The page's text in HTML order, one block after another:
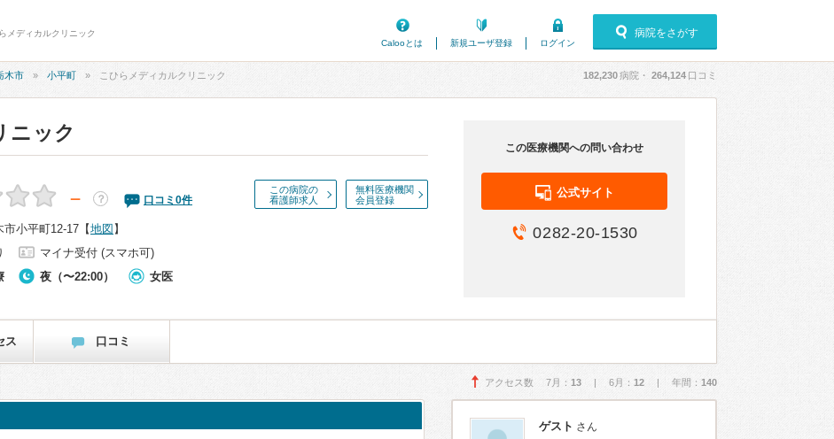
メディカルクリニック
Calooとは
新規ユーザ登録 ログイン
病院をさがす
木市 小平町 こひらメディカルクリニック 182,230病院・ 264,124 口コミ
ニック
この病院の
看護師求人
無料医療機関
会員登録
－ ？ 口コミ 0件
市小平町12-17 【地図 】
マイナ受付 (スマホ可)
夜（〜22:00） 女医
この医療機関への問い合わせ
公式サイト
0282-20-1530
ス 口コミ
アクセス数 7月： 13 | 6月： 12 | 年間： 140
ゲスト さん